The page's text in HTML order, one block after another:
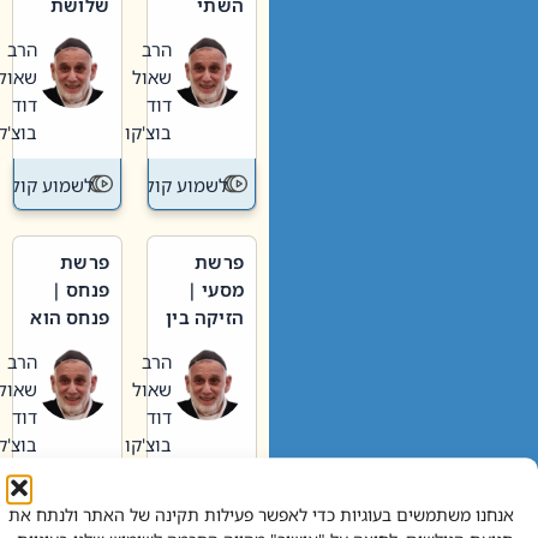
אנחנו משתמשים בעוגיות כדי לאפשר פעילות תקינה של האתר ולנתח את
וערב של
חיינו
הרב
שאול
דוד
בוצ'קו
לשמוע קול תורה – מדרש
האבות
הרב
שאול
דוד
בוצ'קו
לשמוע קול
פרשת
מסעי |
הזיקה בין
הגדול לעם הרב
שאול
דוד
בוצ'קו
לשמוע קול תורה – מדרש
פרשת
פנחס |
פנחס הוא
אליהו: בין
קנאות
הורסת
לקנאות
בונה
הרב
שאול
דוד
בוצ'קו
לשמוע קול